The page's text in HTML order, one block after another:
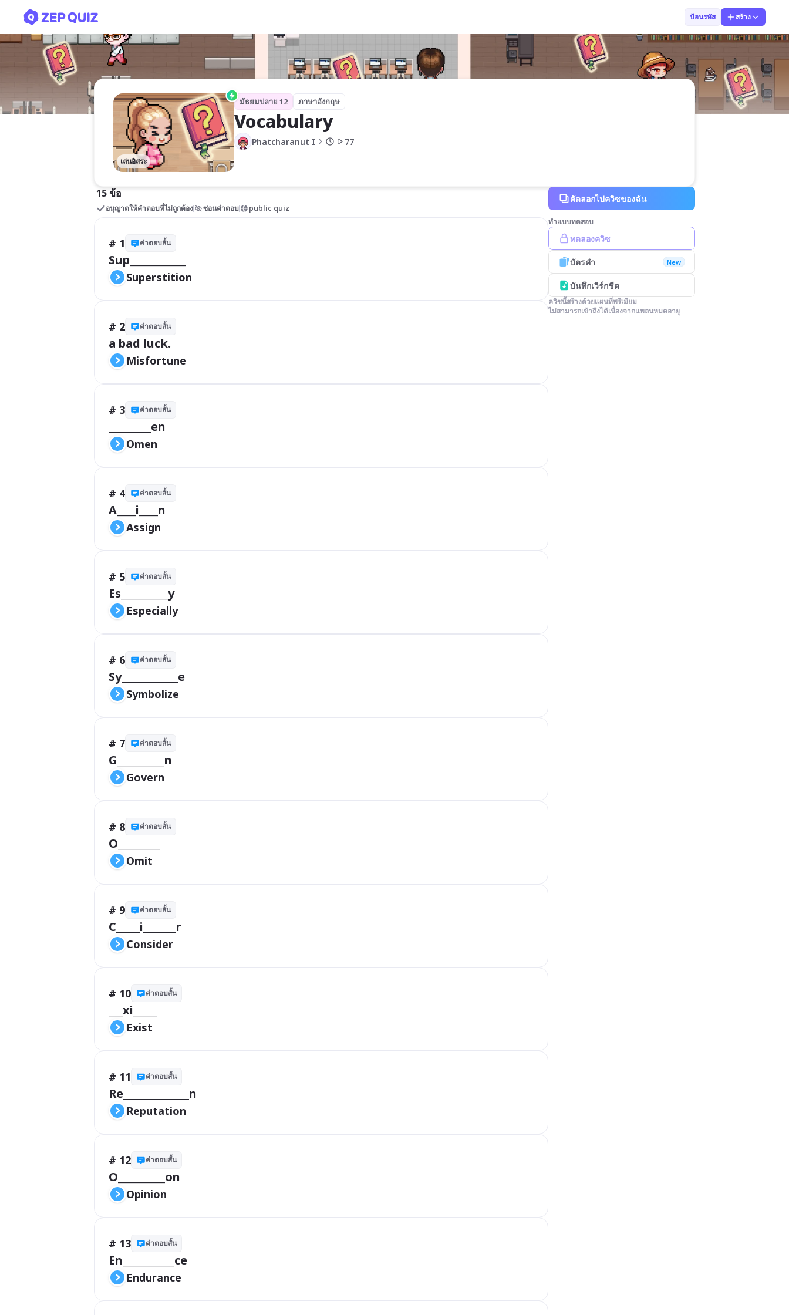
ป้อนรหัส สร้าง
เล่นอิสระ
มัธยมปลาย 12 ภาษาอังกฤษ
Vocabulary
Phatcharanut I 77
15 ข้อ
อนุญาตให้คำตอบที่ไม่ถูกต้อง ซ่อนคำตอบ public quiz
# 1 คำตอบสั้น
Sup____________
Superstition
# 2 คำตอบสั้น
a bad luck.
Misfortune
# 3 คำตอบสั้น
_________en
Omen
# 4 คำตอบสั้น
A____i____n
Assign
# 5 คำตอบสั้น
Es__________y
Especially
# 6 คำตอบสั้น
Sy____________e
Symbolize
# 7 คำตอบสั้น
G__________n
Govern
# 8 คำตอบสั้น
O_________
Omit
# 9 คำตอบสั้น
C_____i_______r
Consider
# 10 คำตอบสั้น
___xi_____
Exist
# 11 คำตอบสั้น
Re______________n
Reputation
# 12 คำตอบสั้น
O__________on
Opinion
# 13 คำตอบสั้น
En___________ce
Endurance
คัดลอกไปควิซของฉัน
ทำแบบทดสอบ
ทดลองควิซ
บัตรคำ New
บันทึกเวิร์กชีต
ควิซนี้สร้างด้วยแผนที่พรีเมียม
ไม่สามารถเข้าถึงได้เนื่องจากแพลนหมดอายุ